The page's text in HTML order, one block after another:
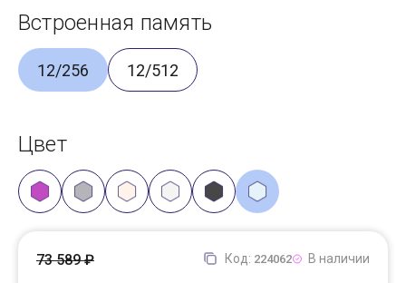
Встроенная память
12/256 12/512
Цвет
Код: 224062 В наличии
73 589 ₽